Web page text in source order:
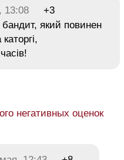
13:08
+3
який повинен
негативных оценок